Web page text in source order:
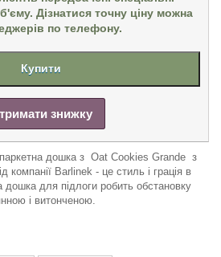
Дізнатися точну ціну можна
по телефону.
Купити
знижку
дошка з Oat Cookies Grande з
компанії Barlinek - це стиль і грація в
для підлоги робить обстановку
ною і витонченою.